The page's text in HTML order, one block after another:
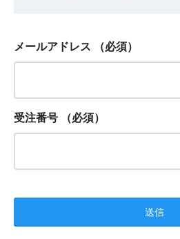
メールアドレス （必須）
受注番号 （必須）